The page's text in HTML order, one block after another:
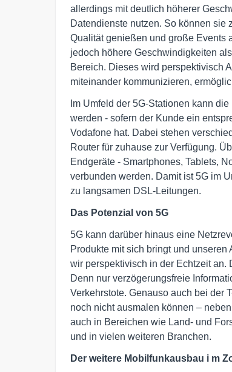
allerdings mit deutlich höherer
Datendienste nutzen. So können
Qualität genießen und große Events
jedoch höhere Geschwindigkeiten
Bereich. Dieses wird perspektivisch
miteinander kommunizieren,
Im Umfeld der 5G-Stationen kann
werden - sofern der Kunde ein
Vodafone hat. Dabei stehen
Router für zuhause zur Verfügung.
Endgeräte - Smartphones, Tablets,
verbunden werden. Damit ist 5G im
zu langsamen DSL-Leitungen.
Das Potenzial von 5G
5G kann darüber hinaus eine
Produkte mit sich bringt und
wir perspektivisch in der Echtzeit an.
Denn nur verzögerungsfreie
Verkehrstote. Genauso auch bei der
noch nicht ausmalen können –
auch in Bereichen wie Land- und
und in vielen weiteren Branchen.
Der weitere Mobilfunkausbau i m